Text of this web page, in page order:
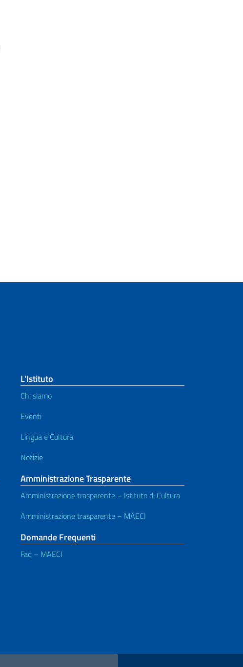
L’Istituto
Chi siamo
Eventi
Lingua e Cultura
Notizie
Amministrazione Trasparente
Amministrazione trasparente – Istituto di Cultura
Amministrazione trasparente – MAECI
Domande Frequenti
Faq – MAECI